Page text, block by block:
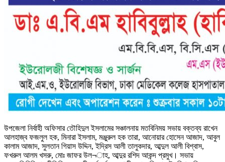
উপজেলা নির্বাহী অফিসার তৌহিদুল ইসলামের সঞ্চালনায় মতবিনিময় সভায় বক্তব্য রাখেন
আলহাজ্ব ফজলুল হক, মিনারা ইসলাম, মঞ্জুরুল হক তারা, আনোয়ার হোসেন আজাদ, আবুল
কালাম আজাদ, সুলতান গিয়াস উদ্দিন, ইদ্রিস আলী তালুকদার, আব্দুল আলী বিশ্বাস,
ফখরুল আলম খসরু, মোঃ জাফর উল¬াহ, আব্দুর রশিদ আকন্দ প্রমুখ। সভায়